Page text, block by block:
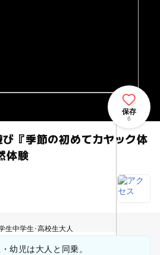
『季節の初めてカヤック体
体験
保存
6
生中学生･高校生大人
幼児は大人と同乗。